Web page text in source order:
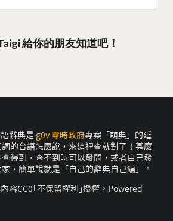
給你的朋友知道吧！
辭典是 g0v 零時政府專案「萌典」的延
的台語怎麼說，來這裡查就對了！甚麼
得到，查不到時可以發問，或者自己發
，簡單說就是「自己的辭典自己編」。
容CC0｢不保留權利｣授權。Powered